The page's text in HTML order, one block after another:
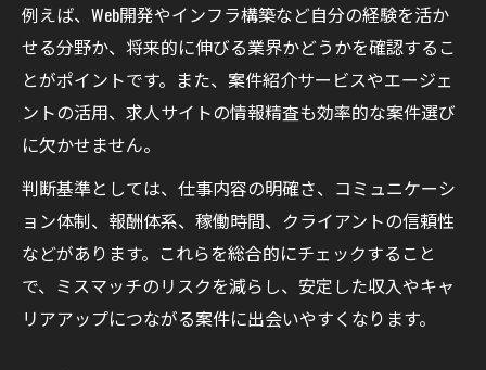
エンジニア副業で理想の働き方を実現する
ステップ
副業探しで活用したいITエンジニア向けサー
ビス
キャリアアップを目指すITエンジニアの最適な
探し方
キャリアアップ視点で選ぶITエンジニア案件
戦略
ITエンジニア転職活動に活かせる探し方の工
夫
例えば、Web開発やインフラ構築など自分の経験を活か
せる分野か、将来的に伸びる業界かどうかを確認するこ
とがポイントです。また、案件紹介サービスやエージェ
ントの活用、求人サイトの情報精査も効率的な案件選び
に欠かせません。
判断基準としては、仕事内容の明確さ、コミュニケーシ
ョン体制、報酬体系、稼働時間、クライアントの信頼性
などがあります。これらを総合的にチェックすること
で、ミスマッチのリスクを減らし、安定した収入やキャ
リアアップにつながる案件に出会いやすくなります。